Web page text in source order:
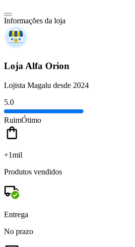
Informações da loja
Loja Alfa Orion
Lojista Magalu desde 2024
5.0
RuimÓtimo
+1mil
Produtos vendidos
Entrega
No prazo